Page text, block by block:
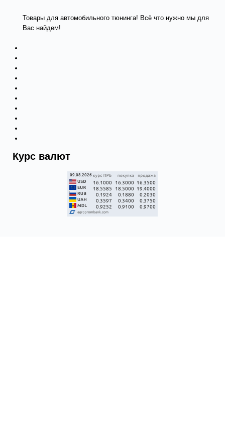
Товары для автомобильного тюнинга! Всё что нужно мы для
Вас найдем!
Курс валют